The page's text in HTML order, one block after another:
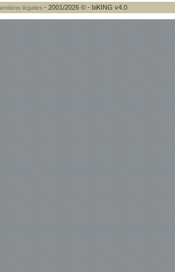
légales - 2001/2026 © - biKING v4.0